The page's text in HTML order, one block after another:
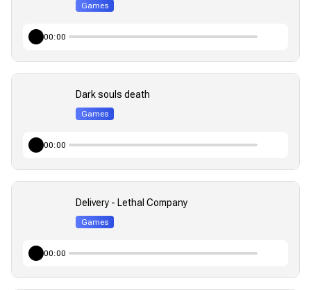
Games
00:00
Dark souls death
Games
00:00
Delivery - Lethal Company
Games
00:00